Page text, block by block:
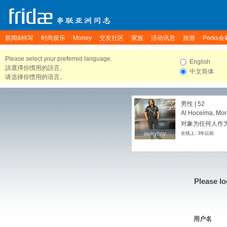
新闻&特写 时尚娱乐 Money 交友社区 家族 活动讯息 旅游 Perks会
Please select your preferred language.
請選擇你慣用的語言。
请选择你惯用的语言。
English
中文简体
jaukyboy
jaukyboy
男性 | 52
Al Hoceima,
对象为任何人作
在线上: 3年以前
Please
用户名